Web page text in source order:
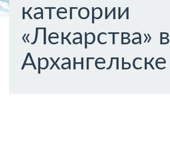
категории
«Лекарства» в
Архангельске